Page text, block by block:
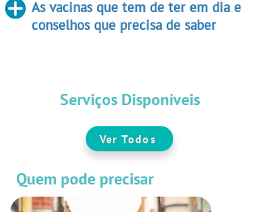
As vacinas que tem de ter em dia e
conselhos que precisa de saber
Serviços Disponíveis
Ver Todos
Quem pode precisar